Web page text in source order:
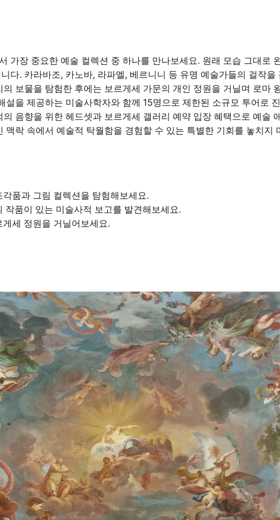
가장 중요한 예술 컬렉션 중 하나를 만나보세요. 원래 모습 그대로
다. 카라바조, 카노바, 라파엘, 베르니니 등 유명 예술가들의 걸작을
보물을 탐험한 후에는 보르게세 가문의 개인 정원을 거닐며 로마
설을 제공하는 미술사학자와 함께 15명으로 제한된 소규모 투어로
음향을 위한 헤드셋과 보르게세 갤러리 예약 입장 혜택으로 예술
맥락 속에서 예술적 탁월함을 경험할 수 있는 특별한 기회를 놓치지
품과 그림 컬렉션을 탐험해보세요.
작품이 있는 미술사적 보고를 발견해보세요.
세 정원을 거닐어보세요.